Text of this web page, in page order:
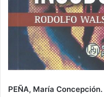
PEÑA, María Concepción.